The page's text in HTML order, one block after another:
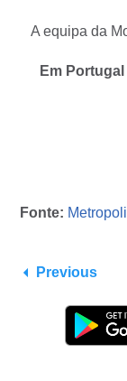
A equipa da
Em
Fonte:
Previous